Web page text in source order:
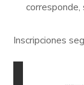
Inscripciones